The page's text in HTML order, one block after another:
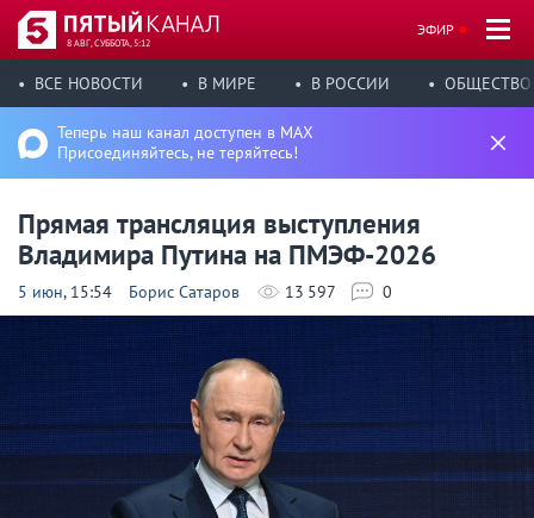
8 АВГ, СУББОТА, 5:12
ЭФИР
ВСЕ НОВОСТИ В МИРЕ В РОССИИ ОБЩЕСТВО
Теперь наш канал доступен в MAX
Присоединяйтесь, не теряйтесь!
Прямая трансляция выступления
Владимира Путина на ПМЭФ-2026
5 июн, 15:54 Борис Сатаров 13 597 0